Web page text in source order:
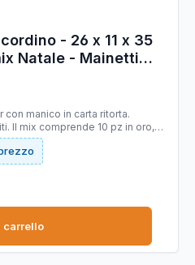
- 26 x 11 x 35
Natale - Mainetti
con manico in carta ritorta.
carrello